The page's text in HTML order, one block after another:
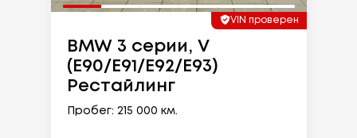
VIN проверен
BMW 3 серии, V
(E90/E91/E92/E93)
Рестайлинг
Пробег: 215 000 км.